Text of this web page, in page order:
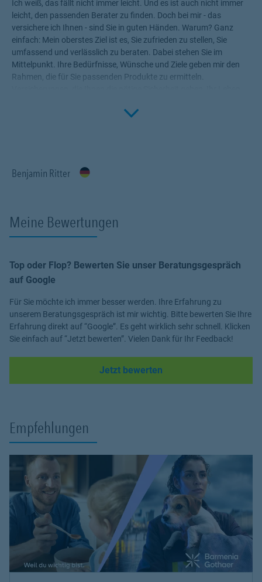
Ich weiß, das fällt nicht immer leicht. Und es ist auch nicht immer
leicht, den passenden Berater zu finden. Doch bei mir - das
versichere ich Ihnen - sind Sie in guten Händen. Warum? Ganz
einfach: Mein oberstes Ziel ist es, Sie zufrieden zu stellen, Sie
umfassend und verlässlich zu beraten. Dabei stehen Sie im
Mittelpunkt. Ihre Bedürfnisse, Wünsche und Ziele geben mir den
Rahmen, die für Sie passenden Produkte zu ermitteln.
Fachwissen, meiner Begeisterung für alle Fragen rund um das
Click to
Benjamin Ritter
Meine Bewertungen
Top oder Flop? Bewerten Sie unser Beratungsgespräch
auf Google
Für Sie möchte ich immer besser werden. Ihre Erfahrung zu
unserem Beratungsgespräch ist mir wichtig. Bitte bewerten Sie Ihre
Erfahrung direkt auf “Google”. Es geht wirklich sehr schnell. Klicken
Sie einfach auf “Jetzt bewerten”. Vielen Dank für Ihr Feedback!
Jetzt bewerten
Empfehlungen